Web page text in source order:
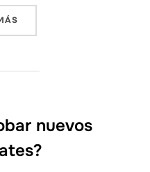
nuevos